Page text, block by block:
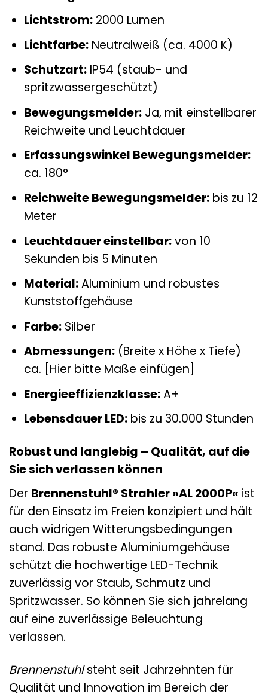
Lichtstrom:2000 Lumen
Lichtfarbe:Neutralweiß (ca. 4000 K)
Schutzart:IP54 (staub- und
spritzwassergeschützt)
Bewegungsmelder:Ja, mit einstellbarer
Reichweite und Leuchtdauer
Erfassungswinkel Bewegungsmelder:
ca. 180°
Reichweite Bewegungsmelder:bis zu 12
Meter
Leuchtdauer einstellbar:von 10
Sekunden bis 5 Minuten
Material:Aluminium und robustes
Kunststoffgehäuse
Farbe:Silber
Abmessungen:(Breite x Höhe x Tiefe)
ca. [Hier bitte Maße einfügen]
Energieeffizienzklasse:A+
Lebensdauer LED:bis zu 30.000 Stunden
Robust und langlebig – Qualität, auf die
Sie sich verlassen können
Der Brennenstuhl® Strahler »AL 2000P« ist
für den Einsatz im Freien konzipiert und hält
auch widrigen Witterungsbedingungen
stand. Das robuste Aluminiumgehäuse
schützt die hochwertige LED-Technik
zuverlässig vor Staub, Schmutz und
Spritzwasser. So können Sie sich jahrelang
auf eine zuverlässige Beleuchtung
verlassen.
Brennenstuhlsteht seit Jahrzehnten für
Qualität und Innovation im Bereich der